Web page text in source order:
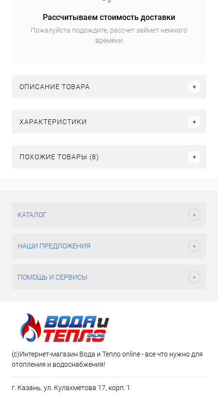
Рассчитываем стоимость доставки
Пожалуйста подождите, рассчет займет немного
времени
ОПИСАНИЕ ТОВАРА
ХАРАКТЕРИСТИКИ
ПОХОЖИЕ ТОВАРЫ (8)
КАТАЛОГ
НАШИ ПРЕДЛОЖЕНИЯ
ПОМОЩЬ И СЕРВИСЫ
(c)Интернет-магазин Вода и Тепло online - все что нужно для
отопления и водоснабжения!
г. Казань, ул. Кулахметова 17, корп. 1